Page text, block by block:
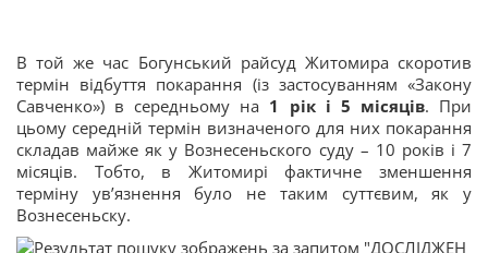
В той же час Богунський райсуд Житомира скоротив
термін відбуття покарання (із застосуванням «Закону
Савченко») в середньому на 1 рік і 5 місяців. При
цьому середній термін визначеного для них покарання
складав майже як у Вознесеньского суду – 10 років і 7
місяців. Тобто, в Житомирі фактичне зменшення
терміну ув’язнення було не таким суттєвим, як у
Вознесеньску.